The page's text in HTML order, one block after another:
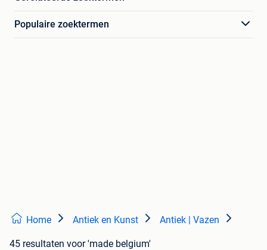
Populaire zoektermen
Home Antiek en Kunst Antiek | Vazen
45 resultaten voor 'made belgium'